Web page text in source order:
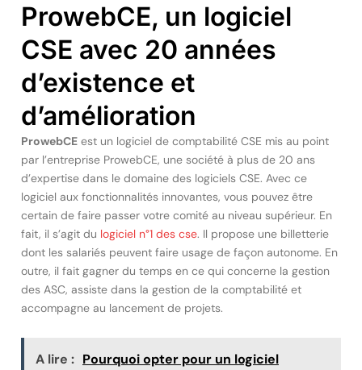
ProwebCE, un logiciel
CSE avec 20 années
d’existence et
d’amélioration
ProwebCE est un logiciel de comptabilité CSE mis au point
par l’entreprise ProwebCE, une société à plus de 20 ans
d’expertise dans le domaine des logiciels CSE. Avec ce
logiciel aux fonctionnalités innovantes, vous pouvez être
certain de faire passer votre comité au niveau supérieur. En
fait, il s’agit du logiciel n°1 des cse. Il propose une billetterie
dont les salariés peuvent faire usage de façon autonome. En
outre, il fait gagner du temps en ce qui concerne la gestion
des ASC, assiste dans la gestion de la comptabilité et
accompagne au lancement de projets.
A lire : Pourquoi opter pour un logiciel